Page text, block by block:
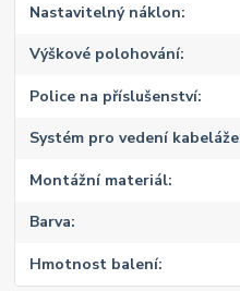
Nastavitelný náklon
Výškové polohování
Police na příslušenství
Systém pro vedení kabeláže
Montážní materiál
Barva
Hmotnost balení